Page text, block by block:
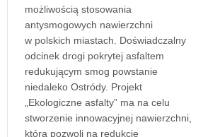
możliwością stosowania
antysmogowych nawierzchni
w polskich miastach. Doświadczalny
odcinek drogi pokrytej asfaltem
redukującym smog powstanie
niedaleko Ostródy. Projekt
„Ekologiczne asfalty” ma na celu
stworzenie innowacyjnej nawierzchni,
która pozwoli na redukcję